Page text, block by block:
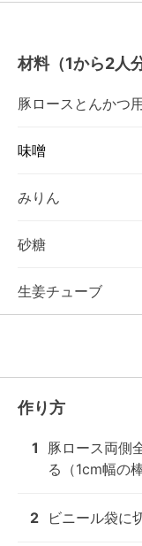
材料（1から2人
豚ロースとんかつ
味噌
みりん
砂糖
生姜チューブ
作り方
1
豚ロース両側
る（1cm幅の
2 ビニール袋に